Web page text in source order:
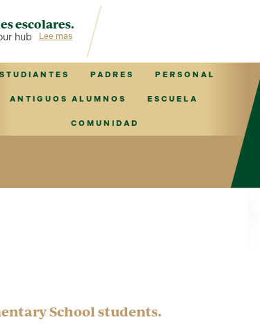
escolares.
for TVCS information!
Lee mas
PADRES PERSONAL
ANTIGUOS ALUMNOS ESCUELA
COMUNIDAD
School students.